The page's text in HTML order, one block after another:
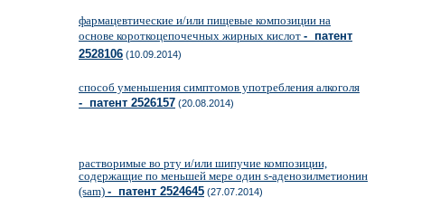
фармацевтические и/или пищевые композиции на
основе короткоцепочечных жирных кислот - патент
2528106 (10.09.2014)
способ уменьшения симптомов употребления алкоголя
- патент 2526157 (20.08.2014)
растворимые во рту и/или шипучие композиции,
содержащие по меньшей мере один s-аденозилметионин
(sam) - патент 2524645 (27.07.2014)